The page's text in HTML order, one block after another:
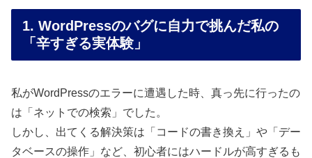
1. WordPressのバグに自力で挑んだ私の
「辛すぎる実体験」
私がWordPressのエラーに遭遇した時、真っ先に行ったの
は「ネットでの検索」でした。
しかし、出てくる解決策は「コードの書き換え」や「デー
タベースの操作」など、初心者にはハードルが高すぎるも